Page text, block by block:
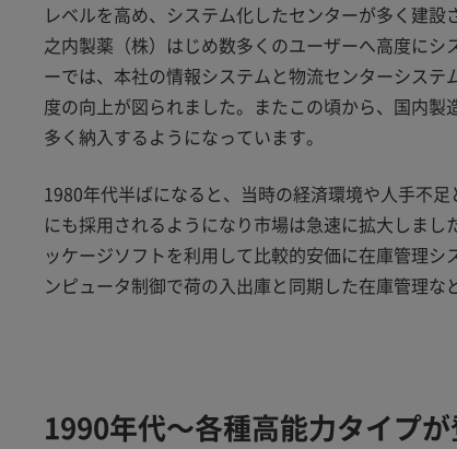
レベルを高め、システム化したセンターが多く建
之内製薬（株）はじめ数多くのユーザーへ高度に
ーでは、本社の情報システムと物流センターシス
度の向上が図られました。またこの頃から、国内
多く納入するようになっています。
1980年代半ばになると、当時の経済環境や人手不
にも採用されるようになり市場は急速に拡大しま
ッケージソフトを利用して比較的安価に在庫管理
ンピュータ制御で荷の入出庫と同期した在庫管理な
1990年代～各種高能力タイプ